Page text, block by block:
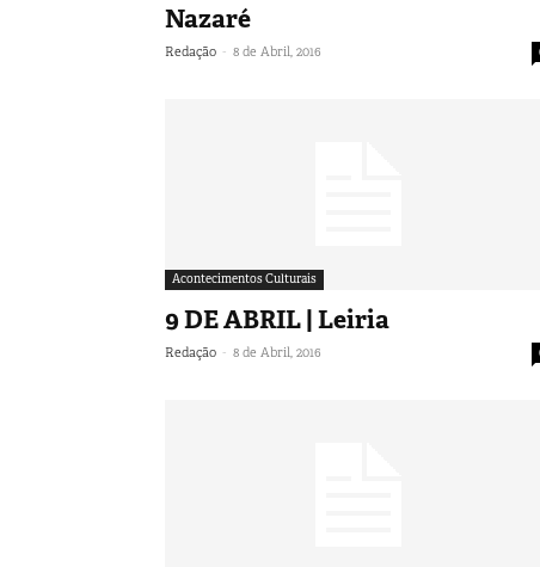
Nazaré
Redação - 8 de Abril, 2016
Acontecimentos Culturais
9 DE ABRIL | Leiria
Redação - 8 de Abril, 2016